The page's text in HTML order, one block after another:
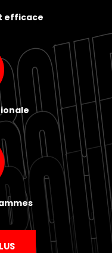
efficace